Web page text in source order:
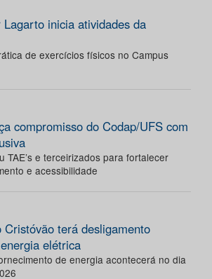
inicia atividades da
de exercícios físicos no Campus
compromisso do Codap/UFS com
TAE’s e terceirizados para fortalecer
e acessibilidade
Cristóvão terá desligamento
elétrica
de energia acontecerá no dia